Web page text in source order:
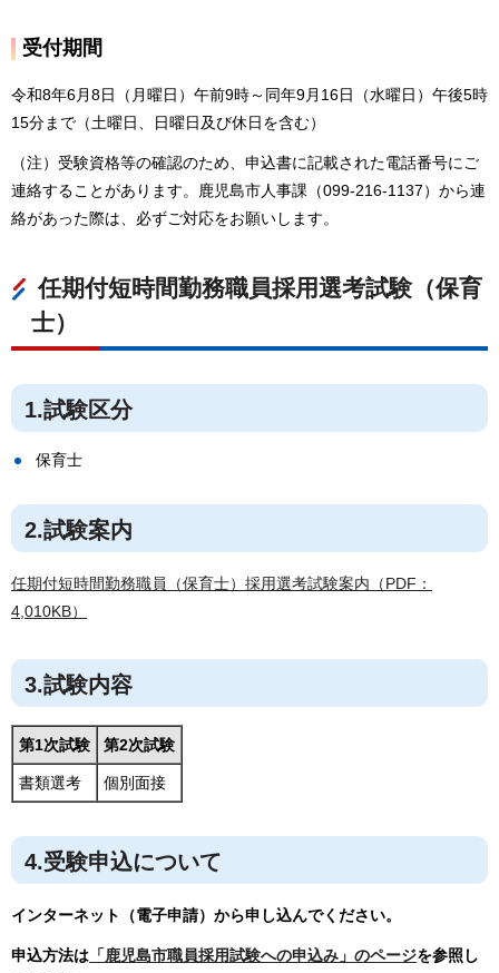
受付期間
令和8年6月8日（月曜日）午前9時～同年9月16日（水曜日）午後5時
15分まで（土曜日、日曜日及び休日を含む）
（注）受験資格等の確認のため、申込書に記載された電話番号にご
連絡することがあります。鹿児島市人事課（099-216-1137）から連
絡があった際は、必ずご対応をお願いします。
任期付短時間勤務職員採用選考試験（保育
士）
1.試験区分
保育士
2.試験案内
任期付短時間勤務職員（保育士）採用選考試験案内（PDF：
4,010KB）
3.試験内容
第1次試験 第2次試験
書類選考 個別面接
4.受験申込について
インターネット（電子申請）から申し込んでください。
申込方法は 「鹿児島市職員採用試験への申込み」のページを参照し